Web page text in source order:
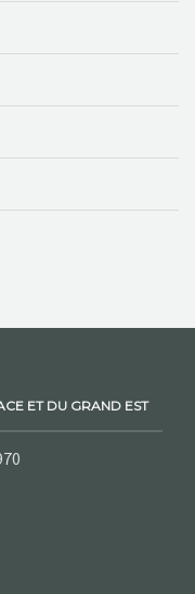
ET DU GRAND EST